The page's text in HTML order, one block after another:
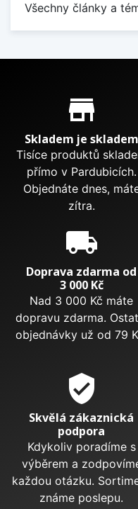
Všechny články a
Proč nakupovat u
store_mall_directory
Skladem je skladem
Tisíce produktů
přímo v Pardubicích.
Objednáte dnes,
zítra.
local_shipping
Doprava zdarma od
3 000 Kč
Nad 3 000 Kč máte
dopravu zdarma.
objednávky už od 79
verified_user
Skvělá zákaznická
podpora
Kdykoliv poradíme s
výběrem a
každou otázku.
známe poslepu.